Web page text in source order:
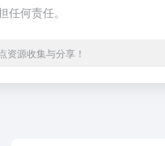
何责任。
资源收集与分享！